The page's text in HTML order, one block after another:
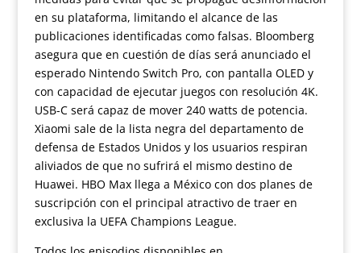
en su plataforma, limitando el alcance de las
publicaciones identificadas como falsas. Bloomberg
asegura que en cuestión de días será anunciado el
esperado Nintendo Switch Pro, con pantalla OLED y
con capacidad de ejecutar juegos con resolución 4K.
USB-C será capaz de mover 240 watts de potencia.
Xiaomi sale de la lista negra del departamento de
defensa de Estados Unidos y los usuarios respiran
aliviados de que no sufrirá el mismo destino de
Huawei. HBO Max llega a México con dos planes de
suscripción con el principal atractivo de traer en
exclusiva la UEFA Champions League.